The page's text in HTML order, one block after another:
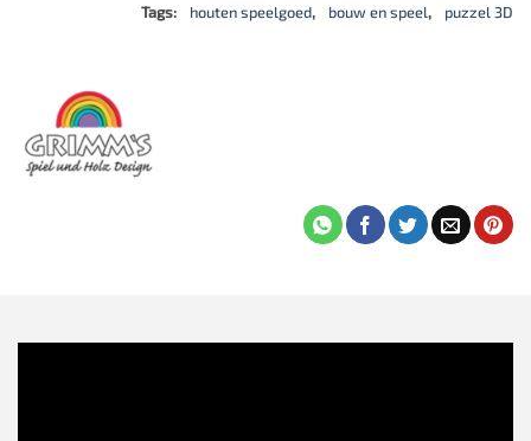
Tags:
houten speelgoed, bouw en speel, puzzel 3D